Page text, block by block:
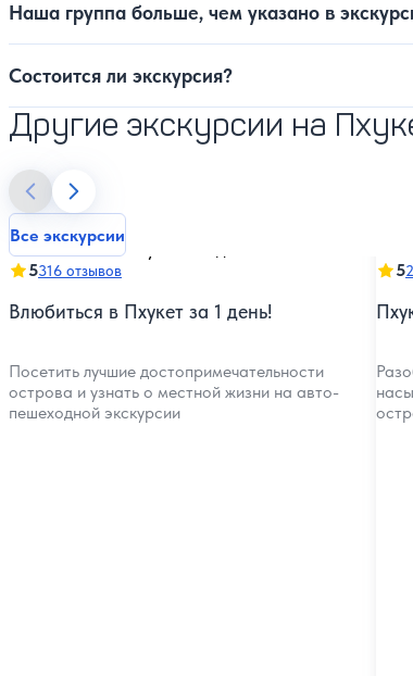
Наша группа больше, чем указано в
Состоится ли экскурсия?
Другие экскурсии на
Все экскурсии
5316 отзывов
Влюбиться в Пхукет за 1 день!
Посетить лучшие достопримечательности
острова и узнать о местной жизни на авто-
пешеходной экскурсии
5